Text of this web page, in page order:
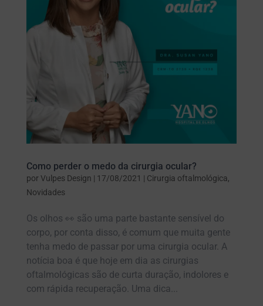
Como perder o medo da cirurgia ocular?
porVulpes Design | 17/08/2021 | Cirurgia oftalmológica,
Novidades
Os olhos 👀 são uma parte bastante sensível do
corpo, por conta disso, é comum que muita gente
tenha medo de passar por uma cirurgia ocular. A
notícia boa é que hoje em dia as cirurgias
oftalmológicas são de curta duração, indolores e
com rápida recuperação. Uma dica...